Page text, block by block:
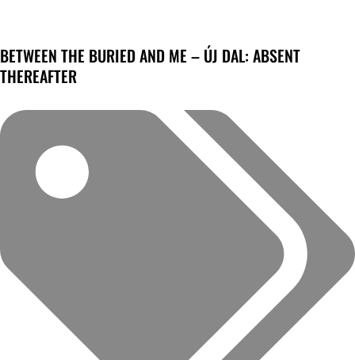
BETWEEN THE BURIED AND ME – ÚJ DAL: ABSENT
THEREAFTER